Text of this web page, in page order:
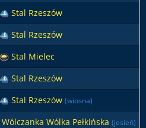
Stal Rzeszów
Stal Rzeszów
Stal Mielec
Stal Rzeszów
Stal Rzeszów (wiosna)
Wólczanka Wólka Pełkińska (jesień)